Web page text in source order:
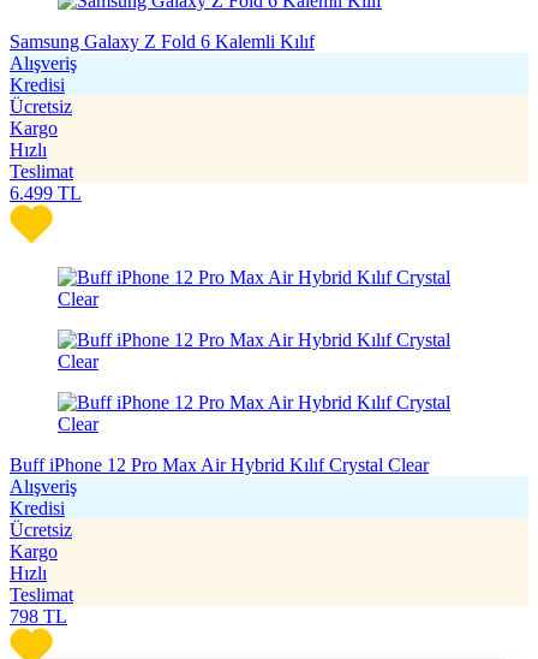
Samsung Galaxy Z Fold 6 Kalemli Kılıf
Alışveriş
Kredisi
Ücretsiz
Kargo
Hızlı
Teslimat
6.499 TL
Buff iPhone 12 Pro Max Air Hybrid Kılıf Crystal Clear
Alışveriş
Kredisi
Ücretsiz
Kargo
Hızlı
Teslimat
798 TL